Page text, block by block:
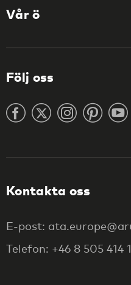
Vår ö
Följ oss
Kontakta oss
E-post:
Telefon: +46 8 505 414